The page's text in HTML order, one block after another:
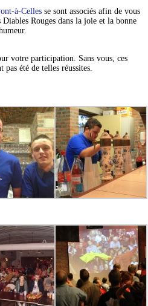
à-Celles se sont associés afin de vous
Rouges dans la joie et la bonne
votre participation. Sans vous, ces
été de telles réussites.